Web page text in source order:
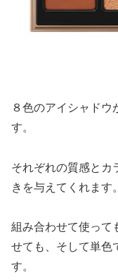
８色のアイシャドウ
す。
それぞれの質感とカ
きを与えてくれます。
組み合わせて使って
せても、そして単色
す。